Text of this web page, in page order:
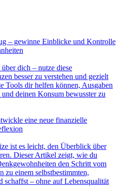
– gewinne Einblicke und Kontrolle
dich – nutze diese
besser zu verstehen und gezielt
Tools dir helfen können, Ausgaben
deinen Konsum bewusster zu
eine neue finanzielle
ist es leicht, den Überblick über
Dieser Artikel zeigt, wie du
den Schritt vom
zu einem selbstbestimmten,
schaffst – ohne auf Lebensqualität